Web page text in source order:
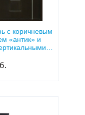
с коричневым
«антик» и